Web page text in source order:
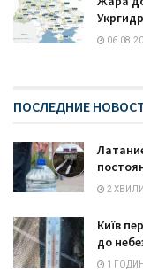
ПОСЛЕДНИЕ
2
Київ
до
1